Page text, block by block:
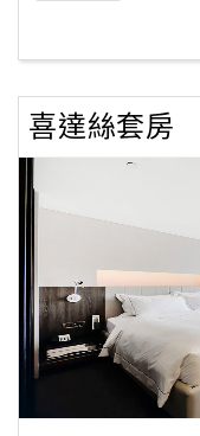
喜達絲套房